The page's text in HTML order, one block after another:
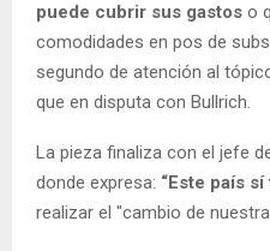
puede cubrir sus gastos o
comodidades en pos de
segundo de atención al
que en disputa con Bullrich.
La pieza finaliza con el jefe
donde expresa: “Este país
realizar el "cambio de